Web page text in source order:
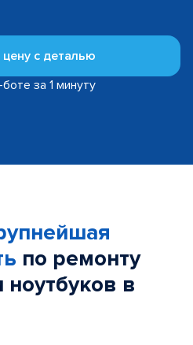
цену с деталью
за 1 минуту
по ремонту
в